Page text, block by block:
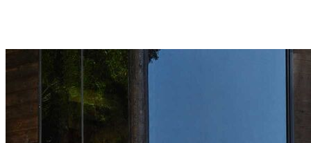
motorizări (benzină / diesel)